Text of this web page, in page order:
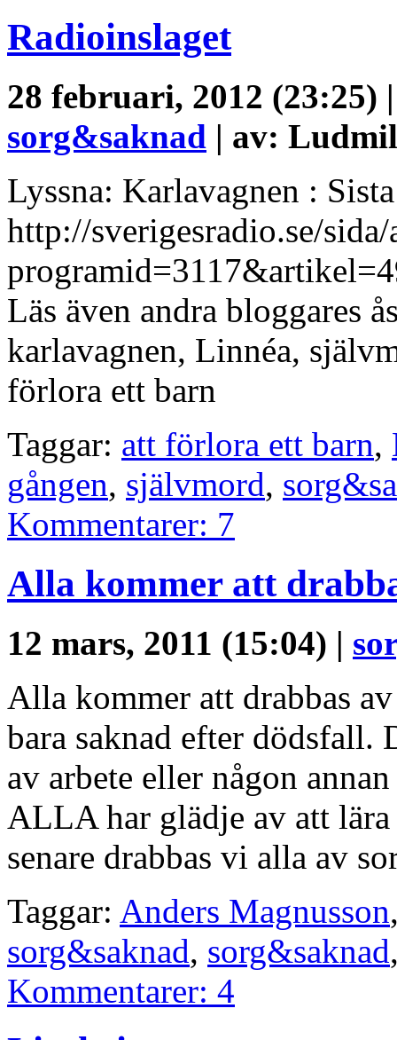
Radioinslaget
28 februari, 2012 (23:25)
sorg&saknad | av:
Lyssna: Karlavagnen :
http://sverigesradio.se/
Läs även andra bloggares
karlavagnen, Linnéa,
förlora ett barn
Taggar: att förlora ett barn,
gången, självmord,
Kommentarer: 7
Alla kommer att
12 mars, 2011 (15:04) |
Alla kommer att drabbas
bara saknad efter dödsfall.
av arbete eller någon
ALLA har glädje av att
senare drabbas vi alla av
Taggar: Anders Magnusson
sorg&saknad, sorg&saknad
Kommentarer: 4